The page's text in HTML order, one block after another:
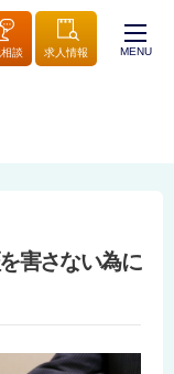
談 求人情報 MENU
害さない為に